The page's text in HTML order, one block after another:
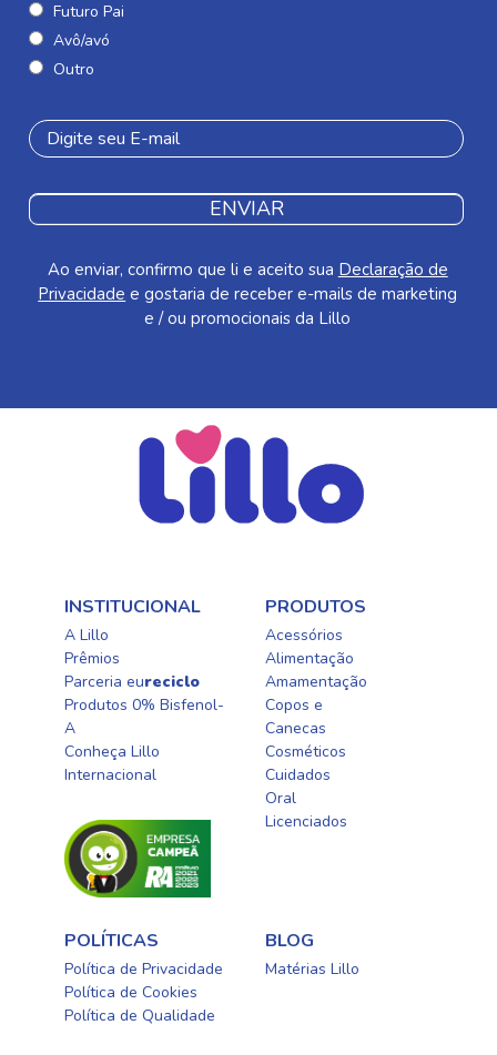
Futuro Pai
Avô/avó
Outro
ENVIAR
Ao enviar, confirmo que li e aceito sua Declaração de
Privacidade e gostaria de receber e-mails de marketing
e / ou promocionais da Lillo
INSTITUCIONAL
A Lillo
Prêmios
Parceria eureciclo
Produtos 0% Bisfenol-
A
Conheça Lillo
Internacional
PRODUTOS
Acessórios
Alimentação
Amamentação
Copos e
Canecas
Cosméticos
Cuidados
Oral​
Licenciados​
POLÍTICAS
Política de Privacidade
Política de Cookies
Política de Qualidade
BLOG
Matérias Lillo